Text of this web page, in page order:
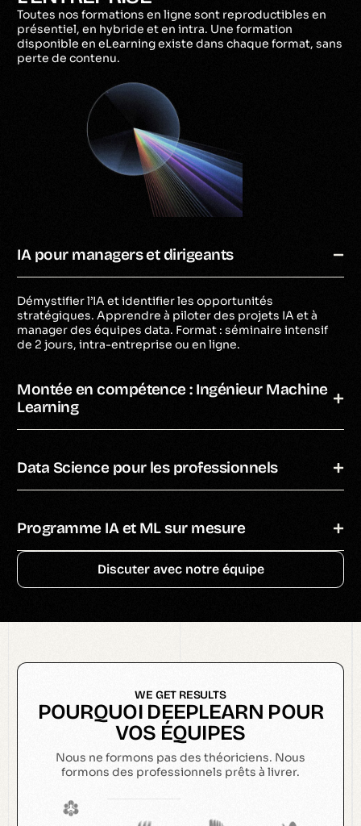
Toutes nos formations en ligne sont reproductibles en
présentiel, en hybride et en intra. Une formation
disponible en eLearning existe dans chaque format, sans
perte de contenu.
IA pour managers et dirigeants
Démystifier l’IA et identifier les opportunités
stratégiques. Apprendre à piloter des projets IA et à
manager des équipes data. Format : séminaire intensif
de 2 jours, intra-entreprise ou en ligne.
Montée en compétence : Ingénieur Machine
Learning
Data Science pour les professionnels
Programme IA et ML sur mesure
Discuter avec notre équipe
WE GET RESULTS
POURQUOI DEEPLEARN POUR
VOS ÉQUIPES
Nous ne formons pas des théoriciens. Nous
formons des professionnels prêts à livrer.